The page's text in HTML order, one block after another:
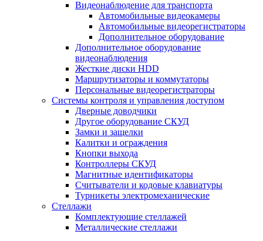
Видеонаблюдение для транспорта
Автомобильные видеокамеры
Автомобильные видеорегистраторы
Дополнительное оборудование
Дополнительное оборудование
видеонаблюдения
Жесткие диски HDD
Маршрутизаторы и коммутаторы
Персональные видеорегистраторы
Системы контроля и управления доступом
Дверные доводчики
Другое оборудование СКУД
Замки и защелки
Калитки и ограждения
Кнопки выхода
Контроллеры СКУД
Магнитные идентификаторы
Считыватели и кодовые клавиатуры
Турникеты электромеханические
Стеллажи
Комплектующие стеллажей
Металлические стеллажи